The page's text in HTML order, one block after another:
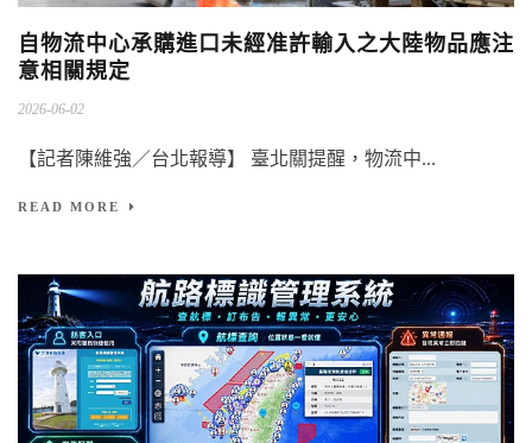
自物流中心承購進口未經准許輸入之大陸物品應注
意相關規定
2026-06-02
【記者陳維強／台北報導】 臺北關提醒，物流中...
READ MORE